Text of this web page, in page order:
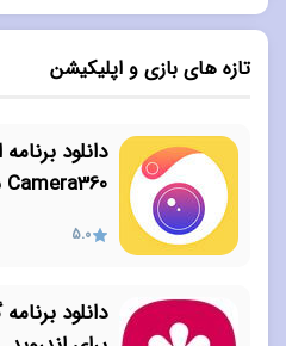
تازه های بازی و اپلیکیشن
دانلود
Camera360 برای اندروید
5.0